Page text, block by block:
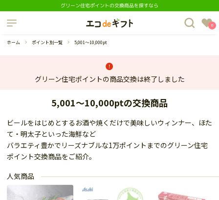
グリーン住宅ポイントの交換商品を探すなら
制度について
よくあるご質問 0
ダイニングセット
ホーム ポイント別一覧 5,001～10,000pt
グリーン住宅ポイントの商品交換は終了しました
5,001～10,000ptの交換商品
ビールをはじめとするお酒や焼くだけで美味しいウィンナー、ほた
て・明太子といった海鮮など
バラエティ豊かでリーズナブルな1万ポイントまでのグリーン住宅
ポイント交換商品をご紹介。
人気商品